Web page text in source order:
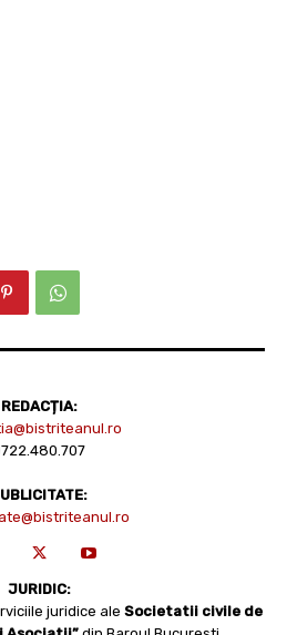
REDACȚIA:
JURIDIC:
juridice ale Societatii civile de